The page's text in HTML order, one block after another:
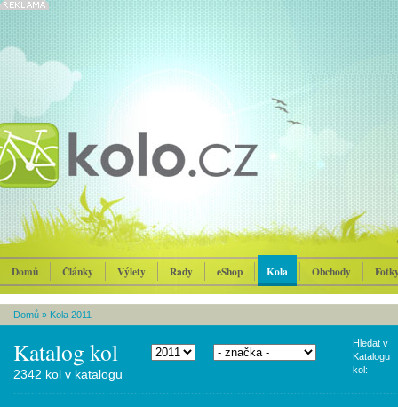
Domů Články Výlety Rady eShop Kola Obchody
Domů » Kola 2011
Katalog kol
Hledat v
Katalogu
kol:
2342 kol v katalogu